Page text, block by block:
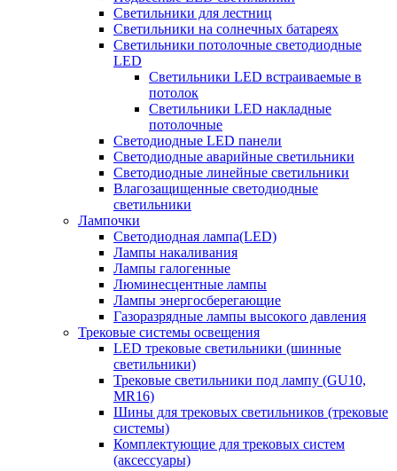
Светильники для лестниц
Светильники на солнечных батареях
Светильники потолочные светодиодные
LED
Cветильники LED встраиваемые в
потолок
Светильники LED накладные
потолочные
Светодиодные LED панели
Светодиодные аварийные светильники
Светодиодные линейные светильники
Влагозащищенные светодиодные
светильники
Лампочки
Светодиодная лампа(LED)
Лампы накаливания
Лампы галогенные
Люминесцентные лампы
Лампы энергосберегающие
Газоразрядные лампы высокого давления
Трековые системы освещения
LED трековые светильники (шинные
светильники)
Трековые светильники под лампу (GU10,
MR16)
Шины для трековых светильников (трековые
системы)
Комплектующие для трековых систем
(аксессуары)